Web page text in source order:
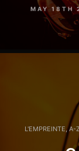
MAY 18TH
L'EMPREINTE,A-